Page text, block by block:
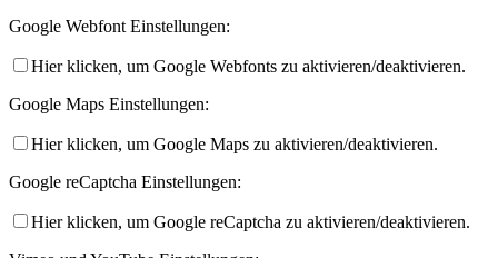
Google Webfont Einstellungen:
Hier klicken, um Google Webfonts zu aktivieren/deaktivieren.
Google Maps Einstellungen:
Hier klicken, um Google Maps zu aktivieren/deaktivieren.
Google reCaptcha Einstellungen:
Hier klicken, um Google reCaptcha zu aktivieren/deaktivieren.